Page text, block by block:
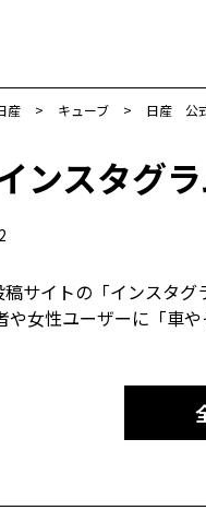
産 > キューブ > 日産 公
スタグ
サイトの「インスタ
女性ユーザーに「車